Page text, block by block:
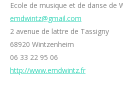
Ecole de musique et de danse de
emdwintz@gmail.com
2 avenue de lattre de Tassigny
68920 Wintzenheim
06 33 22 95 06
http://www.emdwintz.fr